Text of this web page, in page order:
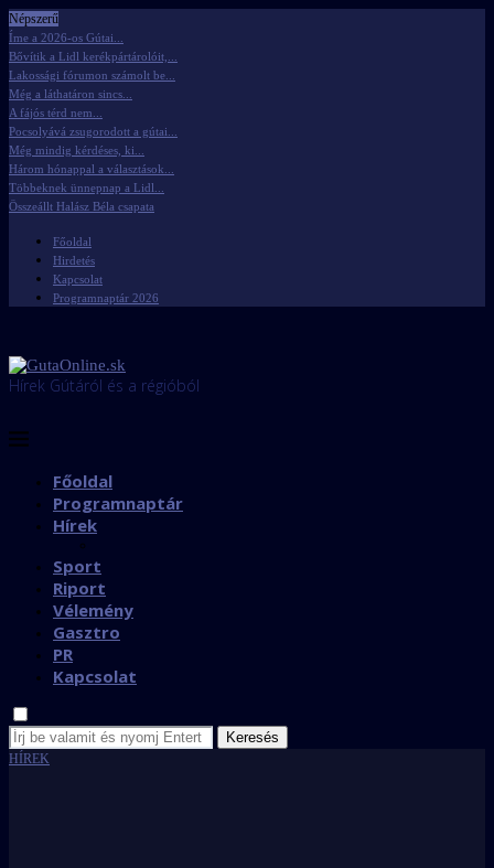
Népszerű
Íme a 2026-os Gútai...
Bővítik a Lidl kerékpártárolóit,...
Lakossági fórumon számolt be...
Még a láthatáron sincs...
A fájós térd nem...
Pocsolyává zsugorodott a gútai...
Még mindig kérdéses, ki...
Három hónappal a választások...
Többeknek ünnepnap a Lidl...
Összeállt Halász Béla csapata
Főoldal
Hirdetés
Kapcsolat
Programnaptár 2026
Hírek Gútáról és a régióból
Főoldal
Programnaptár
Hírek
Sport
Riport
Vélemény
Gasztro
PR
Kapcsolat
Keresés
HÍREK